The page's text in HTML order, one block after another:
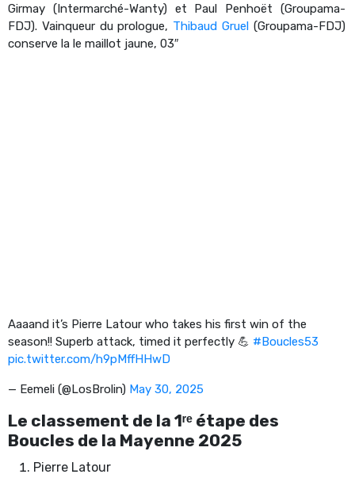
Girmay (Intermarché-Wanty) et Paul Penhoët (Groupama-
FDJ). Vainqueur du prologue, Thibaud Gruel (Groupama-FDJ)
conserve la le maillot jaune, 03″
Aaaand it’s Pierre Latour who takes his first win of the
season!! Superb attack, timed it perfectly 💪 #Boucles53
pic.twitter.com/h9pMffHHwD
— Eemeli (@LosBrolin) May 30, 2025
Le classement de la 1ʳᵉ étape des
Boucles de la Mayenne 2025
Pierre Latour